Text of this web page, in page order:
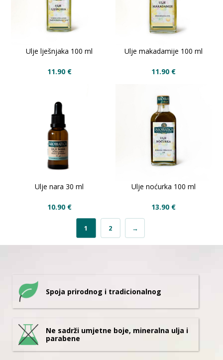
Ulje lješnjaka 100 ml
11.90 €
Ulje makadamije 100 ml
11.90 €
Ulje nara 30 ml
10.90 €
Ulje noćurka 100 ml
13.90 €
1 2 →
Spoja prirodnog i tradicionalnog
Ne sadrži umjetne boje, mineralna ulja i
parabene